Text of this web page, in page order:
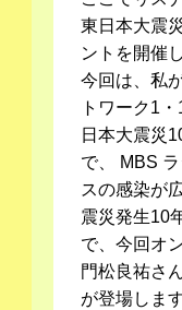
東日本大震
ントを開催
今回は、私
トワーク1
日本大震災
で、 MBS
スの感染が
震災発生10
で、今回オ
門松良祐さ
が登場しま